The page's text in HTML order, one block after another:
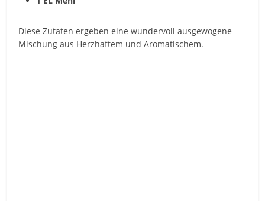
Diese Zutaten ergeben eine wundervoll ausgewogene
Mischung aus Herzhaftem und Aromatischem.